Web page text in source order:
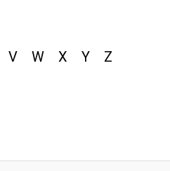
V W X Y Z